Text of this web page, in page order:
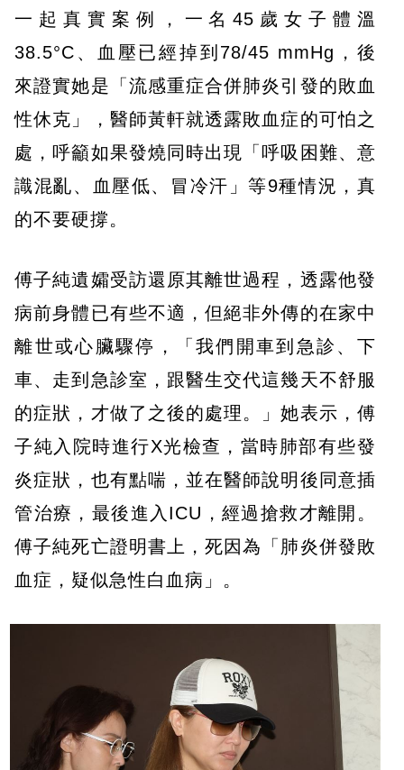
一起真實案例，一名45歲女子體溫
38.5°C、血壓已經掉到78/45 mmHg，後
來證實她是「流感重症合併肺炎引發的敗血
性休克」，醫師黃軒就透露敗血症的可怕之
處，呼籲如果發燒同時出現「呼吸困難、意
識混亂、血壓低、冒冷汗」等9種情況，真
的不要硬撐。
傅子純遺孀受訪還原其離世過程，透露他發
病前身體已有些不適，但絕非外傳的在家中
離世或心臟驟停，「我們開車到急診、下
車、走到急診室，跟醫生交代這幾天不舒服
的症狀，才做了之後的處理。」她表示，傅
子純入院時進行X光檢查，當時肺部有些發
炎症狀，也有點喘，並在醫師說明後同意插
管治療，最後進入ICU，經過搶救才離開。
傅子純死亡證明書上，死因為「肺炎併發敗
血症，疑似急性白血病」。